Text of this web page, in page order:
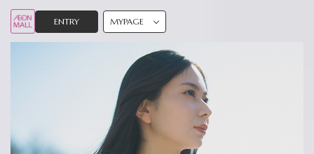
ENTRY MYPAGE
What's AEONMALL